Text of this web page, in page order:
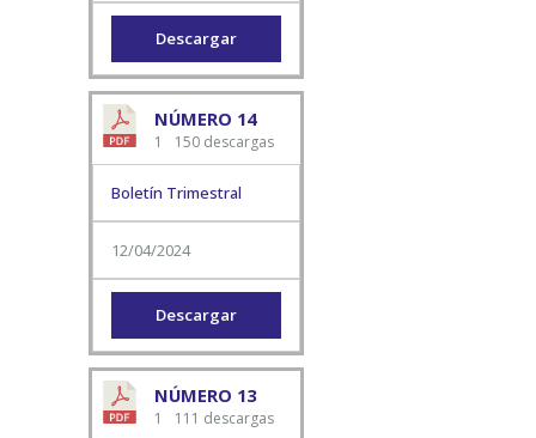
Descargar
NÚMERO 14
1 150 descargas
Boletín Trimestral
12/04/2024
Descargar
NÚMERO 13
1 111 descargas